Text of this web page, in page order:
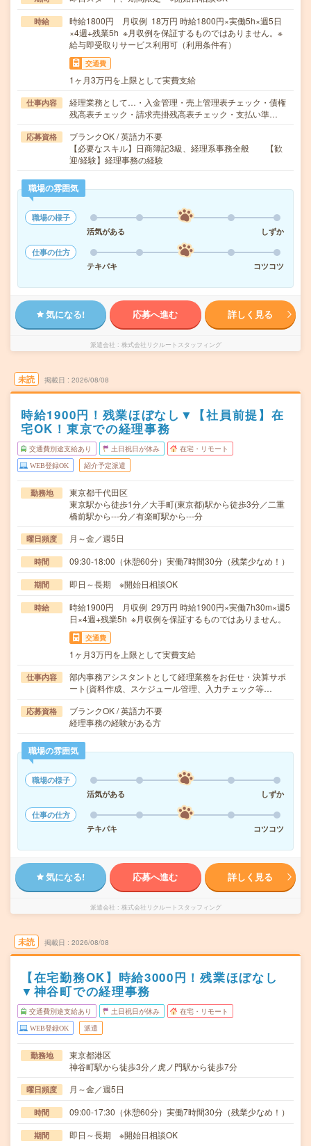
時給
時給1800円 月収例 18万円 時給1800円×実働5h×週5日
×4週+残業5h ※月収例を保証するものではありません。※
給与即受取りサービス利用可（利用条件有）
交通費
1ヶ月3万円を上限として実費支給
仕事内容
経理業務として…・入金管理・売上管理表チェック・債権
残高表チェック・請求売掛残高表チェック・支払い準…
応募資格
ブランクOK / 英語力不要
【必要なスキル】日商簿記3級、経理系事務全般 【歓
迎/経験】経理事務の経験
職場の雰囲気
職場の様子
活気がある
しずか
仕事の仕方
テキパキ
コツコツ
気になる! 応募へ進む 詳しく見る
派遣会社 株式会社リクルートスタッフィング
未読 掲載日 2026/08/08
時給1900円！残業ほぼなし▼【社員前提】在
宅OK！東京での経理事務
交通費別途支給あり 土日祝日が休み 在宅・リモート
WEB登録OK 紹介予定派遣
勤務地
東京都千代田区
東京駅から徒歩1分／大手町(東京都)駅から徒歩3分／二重
橋前駅から---分／有楽町駅から---分
曜日頻度 月～金／週5日
時間 09:30-18:00（休憩60分）実働7時間30分（残業少なめ！）
期間 即日～長期 ※開始日相談OK
時給
時給1900円 月収例 29万円 時給1900円×実働7h30m×週5
日×4週+残業5h ※月収例を保証するものではありません。
交通費
1ヶ月3万円を上限として実費支給
仕事内容
部内事務アシスタントとして経理業務をお任せ・決算サポ
ート(資料作成、スケジュール管理、入力チェック等…
応募資格
ブランクOK / 英語力不要
経理事務の経験がある方
職場の雰囲気
職場の様子
活気がある
しずか
仕事の仕方
テキパキ
コツコツ
気になる! 応募へ進む 詳しく見る
派遣会社 株式会社リクルートスタッフィング
未読 掲載日 2026/08/08
【在宅勤務OK】時給3000円！残業ほぼなし
▼神谷町での経理事務
交通費別途支給あり 土日祝日が休み 在宅・リモート
WEB登録OK 派遣
勤務地
東京都港区
神谷町駅から徒歩3分／虎ノ門駅から徒歩7分
曜日頻度 月～金／週5日
時間 09:00-17:30（休憩60分）実働7時間30分（残業少なめ！）
期間 即日～長期 ※開始日相談OK